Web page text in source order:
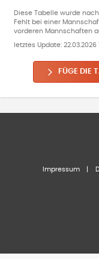
Diese Tabelle wurde
Fehlt bei einer
vorderen Mannschaften
letztes Update: 22.03.2026
FÜGE DIE
Impressum